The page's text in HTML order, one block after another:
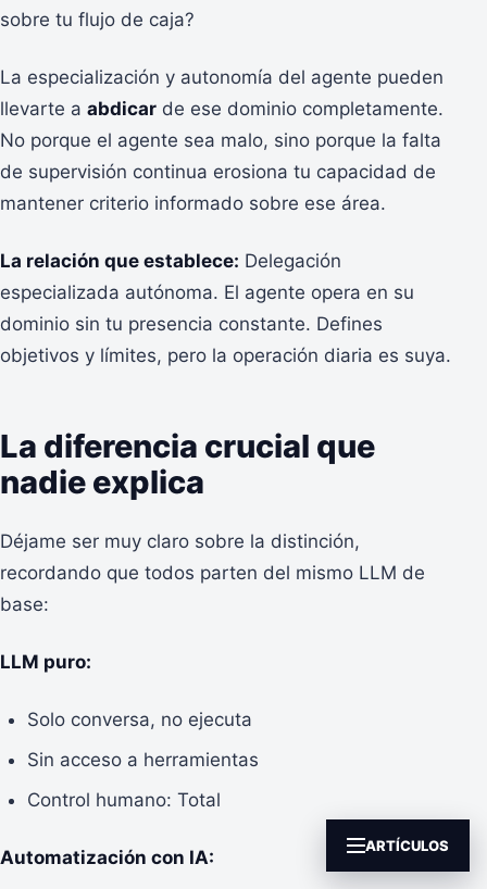
sobre tu flujo de caja?
La especialización y autonomía del agente pueden
llevarte a abdicar de ese dominio completamente.
No porque el agente sea malo, sino porque la falta
de supervisión continua erosiona tu capacidad de
mantener criterio informado sobre ese área.
La relación que establece: Delegación
especializada autónoma. El agente opera en su
dominio sin tu presencia constante. Defines
objetivos y límites, pero la operación diaria es suya.
La diferencia crucial que
nadie explica
Déjame ser muy claro sobre la distinción,
recordando que todos parten del mismo LLM de
base:
LLM puro:
Solo conversa, no ejecuta
Sin acceso a herramientas
Control humano: Total
Automatización con IA:
ARTÍCULOS